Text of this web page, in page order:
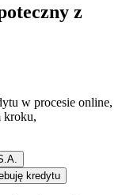
z
w procesie online,
kroku,
kredytu